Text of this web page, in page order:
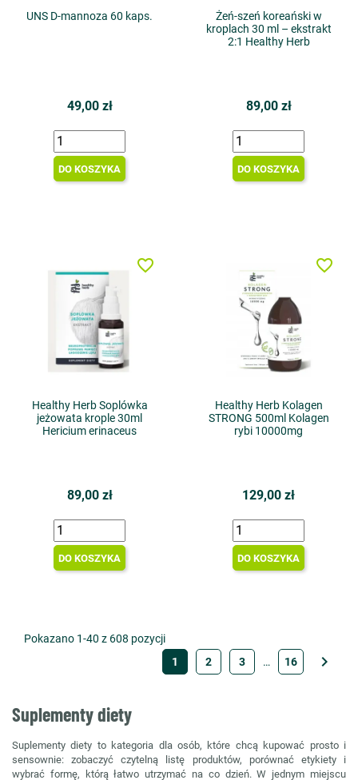
UNS D-mannoza 60 kaps.
49,00 zł
DO KOSZYKA
Żeń-szeń koreański w
kroplach 30 ml – ekstrakt
2:1 Healthy Herb
89,00 zł
DO KOSZYKA
Healthy Herb Soplówka
jeżowata krople 30ml
Hericium erinaceus
89,00 zł
DO KOSZYKA
favorite_border
Healthy Herb Kolagen
STRONG 500ml Kolagen
rybi 10000mg
129,00 zł
DO KOSZYKA
favorite_border
Pokazano 1-40 z 608 pozycji
1
2 3 … 16 
Suplementy diety
Suplementy diety to kategoria dla osób, które chcą kupować prosto i
sensownie: zobaczyć czytelną listę produktów, porównać etykiety i
wybrać formę, którą łatwo utrzymać na co dzień. W jednym miejscu